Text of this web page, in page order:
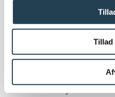
Tillad
God service